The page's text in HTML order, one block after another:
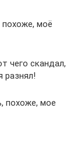
похоже, моё
чего скандал,
разнял!
похоже, мое